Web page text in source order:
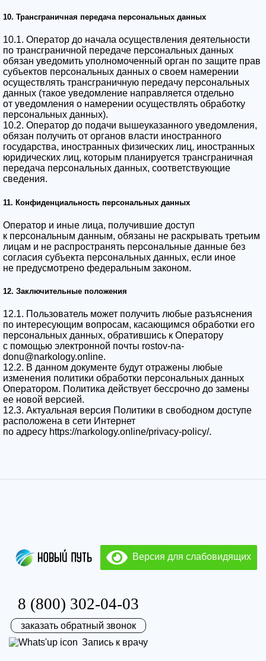
10. Трансграничная передача персональных данных
10.1. Оператор до начала осуществления деятельности
по трансграничной передаче персональных данных
обязан уведомить уполномоченный орган по защите прав
субъектов персональных данных о своем намерении
осуществлять трансграничную передачу персональных
данных (такое уведомление направляется отдельно
от уведомления о намерении осуществлять обработку
персональных данных).
10.2. Оператор до подачи вышеуказанного уведомления,
обязан получить от органов власти иностранного
государства, иностранных физических лиц, иностранных
юридических лиц, которым планируется трансграничная
передача персональных данных, соответствующие
сведения.
11. Конфиденциальность персональных данных
Оператор и иные лица, получившие доступ
к персональным данным, обязаны не раскрывать третьим
лицам и не распространять персональные данные без
согласия субъекта персональных данных, если иное
не предусмотрено федеральным законом.
12. Заключительные положения
12.1. Пользователь может получить любые разъяснения
по интересующим вопросам, касающимся обработки его
персональных данных, обратившись к Оператору
с помощью электронной почты rostov-na-
donu@narkology.online.
12.2. В данном документе будут отражены любые
изменения политики обработки персональных данных
Оператором. Политика действует бессрочно до замены
ее новой версией.
12.3. Актуальная версия Политики в свободном доступе
расположена в сети Интернет
по адресу https://narkology.online/privacy-policy/.
Версия для слабовидящих
8 (800) 302-04-03
заказать обратный звонок
Запись к врачу